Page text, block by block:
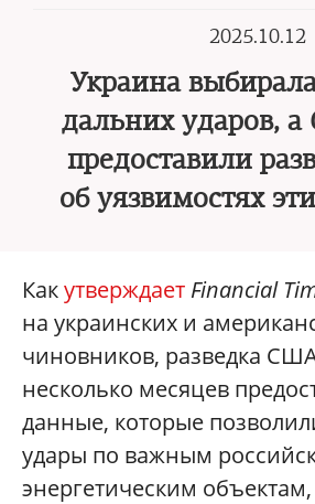
2025.10.12
Украина
дальних ударов,
предоставили
об уязвимостях
Какутверждает Financial
на украинских и
чиновников, разведка
несколько месяцев
данные, которые
удары по важным
энергетическим